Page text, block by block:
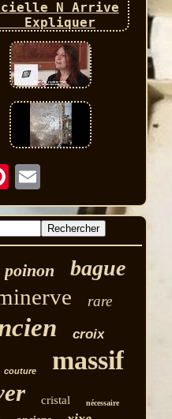
poinon bague
rare
croix
couture massif
cristal nécessaire